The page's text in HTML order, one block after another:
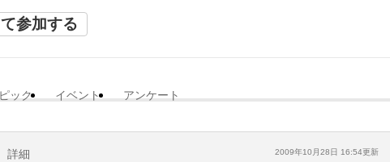
参加する
ック イベント アンケート
詳細 2009年10月28日 16:54更新